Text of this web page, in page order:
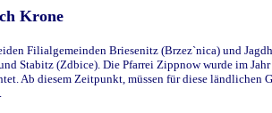
Krone
Filialgemeinden Briesenitz (Brzez`nica) und
Stabitz (Zdbice). Die Pfarrei Zippnow wurde im
Ab diesem Zeitpunkt, müssen für diese ländlichen